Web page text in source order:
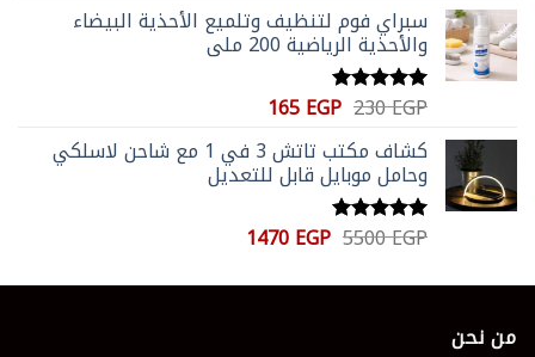
هو:
592 EGP.
هو:
405 EGP.
سبراي فوم لتنظيف وتلميع الأحذية البيضاء
والأحذية الرياضية 200 ملي
تم التقييم
230EGP السعر
هو:
230 EGP.
165EGP السعر
هو:
165 EGP.
كشاف مكتب تاتش 3 في 1 مع شاحن لاسلكي
وحامل موبايل قابل للتعديل
تم التقييم
5500EGP السعر
هو:
1470EGP السعر
هو:
من نحن